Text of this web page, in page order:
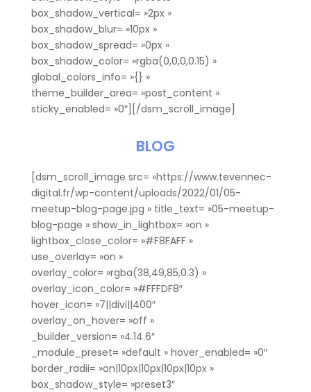
box_shadow_vertical= »2px »
box_shadow_blur= »10px »
box_shadow_spread= »0px »
box_shadow_color= »rgba(0,0,0,0.15) »
global_colors_info= »{} »
theme_builder_area= »post_content »
sticky_enabled= »0″][/dsm_scroll_image]
BLOG
[dsm_scroll_image src= »https://www.tevennec-
digital.fr/wp-content/uploads/2022/01/05-
meetup-blog-page.jpg » title_text= »05-meetup-
blog-page » show_in_lightbox= »on »
lightbox_close_color= »#F8FAFF »
use_overlay= »on »
overlay_color= »rgba(38,49,85,0.3) »
overlay_icon_color= »#FFFDF8″
hover_icon= »7||divi||400″
overlay_on_hover= »off »
_builder_version= »4.14.6″
_module_preset= »default » hover_enabled= »0″
border_radii= »on|10px|10px|10px|10px »
box_shadow_style= »preset3″